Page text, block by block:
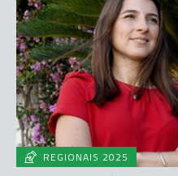
REGIONAIS 2025